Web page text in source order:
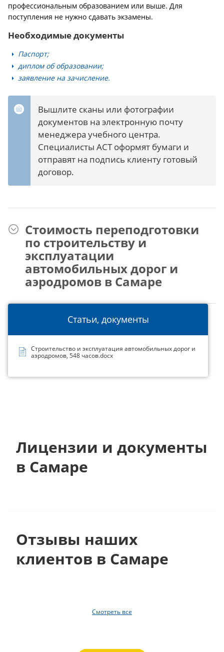
Статьи, документы
Строительство и эксплуатация автомобильных дорог и
аэродромов, 548 часов.docx
профессиональным образованием или выше. Для
поступления не нужно сдавать экзамены.
Необходимые документы
Паспорт;
диплом об образовании;
заявление на зачисление.
Вышлите сканы или фотографии
документов на электронную почту
менеджера учебного центра.
Специалисты АСТ оформят бумаги и
отправят на подпись клиенту готовый
договор.
Стоимость переподготовки
по строительству и
эксплуатации
автомобильных дорог и
аэродромов в Самаре
Лицензии и документы
в Самаре
Отзывы наших
клиентов в Самаре
Смотреть все